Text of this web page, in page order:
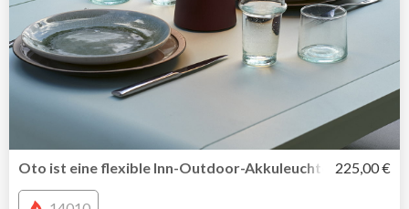
Oto ist eine flexible Inn-Outdoor-Akkuleuchte von225,00 €